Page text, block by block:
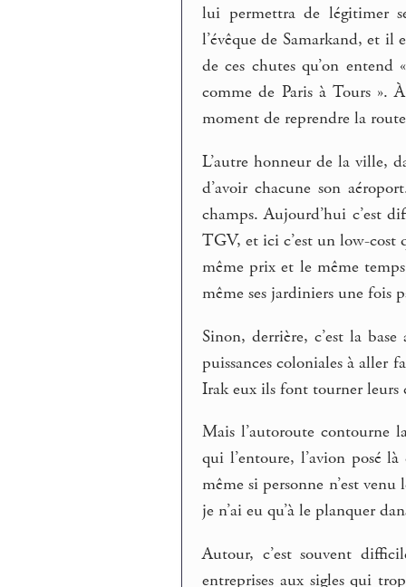
lui permettra de légitimer
l’évêque de Samarkand, et
de ces chutes qu’on
comme de Paris à Tours ».
moment de reprendre la
L’autre honneur de la ville,
d’avoir chacune son
champs. Aujourd’hui c’est
TGV, et ici c’est un low-cost
même prix et le même
même ses jardiniers une fois
Sinon, derrière, c’est la
puissances coloniales à aller
Irak eux ils font tourner leurs
Mais l’autoroute contourne
qui l’entoure, l’avion posé
même si personne n’est
je n’ai eu qu’à le planquer
Autour, c’est souvent
entreprises aux sigles qui